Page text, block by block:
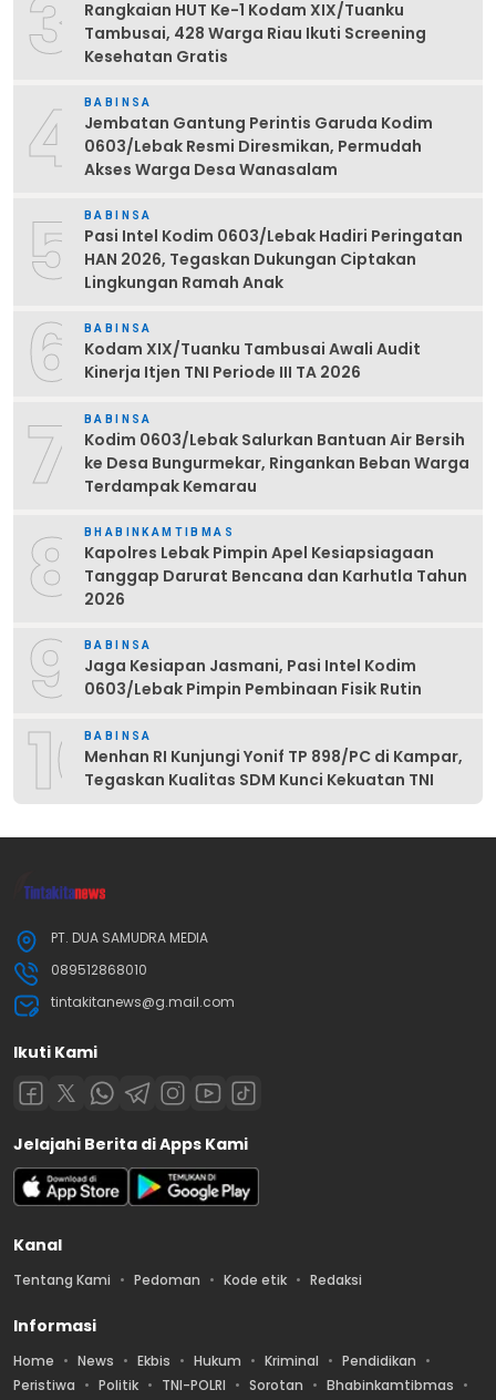
3
Rangkaian HUT Ke-1 Kodam XIX/Tuanku
Tambusai, 428 Warga Riau Ikuti Screening
Kesehatan Gratis
4 BABINSA
Jembatan Gantung Perintis Garuda Kodim
0603/Lebak Resmi Diresmikan, Permudah
Akses Warga Desa Wanasalam
5 BABINSA
Pasi Intel Kodim 0603/Lebak Hadiri Peringatan
HAN 2026, Tegaskan Dukungan Ciptakan
Lingkungan Ramah Anak
6 BABINSA
Kodam XIX/Tuanku Tambusai Awali Audit
Kinerja Itjen TNI Periode III TA 2026
7 BABINSA
Kodim 0603/Lebak Salurkan Bantuan Air Bersih
ke Desa Bungurmekar, Ringankan Beban Warga
Terdampak Kemarau
8 BHABINKAMTIBMAS
Kapolres Lebak Pimpin Apel Kesiapsiagaan
Tanggap Darurat Bencana dan Karhutla Tahun
2026
9 BABINSA
Jaga Kesiapan Jasmani, Pasi Intel Kodim
0603/Lebak Pimpin Pembinaan Fisik Rutin
10BABINSA
Menhan RI Kunjungi Yonif TP 898/PC di Kampar,
Tegaskan Kualitas SDM Kunci Kekuatan TNI
PT. DUA SAMUDRA MEDIA
089512868010
tintakitanews@g.mail.com
Ikuti Kami
Jelajahi Berita di Apps Kami
Kanal
Tentang Kami Pedoman Kode etik Redaksi
Informasi
Home News Ekbis Hukum Kriminal
Pendidikan
Peristiwa
Politik TNI-POLRI Sorotan
Bhabinkamtibmas